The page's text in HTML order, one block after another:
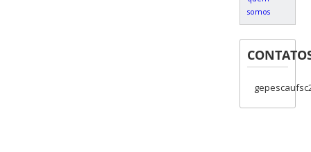
somos